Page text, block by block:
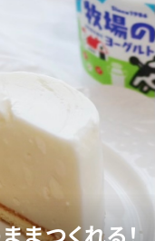
まつくれる！